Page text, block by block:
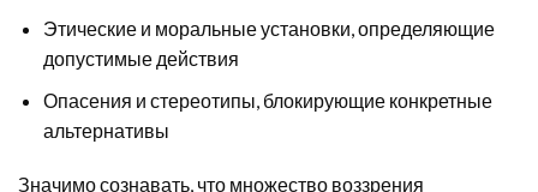
Этические и моральные установки, определяющие
допустимые действия
Опасения и стереотипы, блокирующие конкретные
альтернативы
Значимо сознавать, что множество воззрения